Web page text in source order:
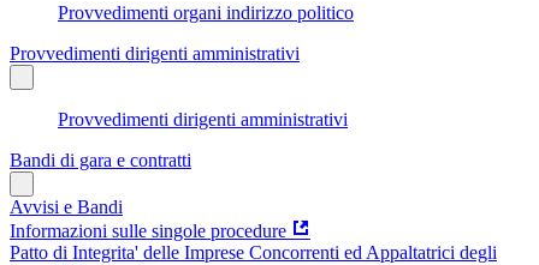
Provvedimenti organi indirizzo politico
Provvedimenti dirigenti amministrativi
Provvedimenti dirigenti amministrativi
Bandi di gara e contratti
Avvisi e Bandi
Informazioni sulle singole procedure
Patto di Integrita' delle Imprese Concorrenti ed Appaltatrici degli